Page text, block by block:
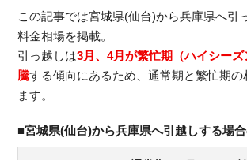
この記事では宮城県(仙台)から兵庫県へ引
料金相場を掲載。
引っ越しは3月、4月が繁忙期（ハイシー
騰する傾向にあるため、通常期と繁忙期の
ます。
■宮城県(仙台)から兵庫県へ引越しする場